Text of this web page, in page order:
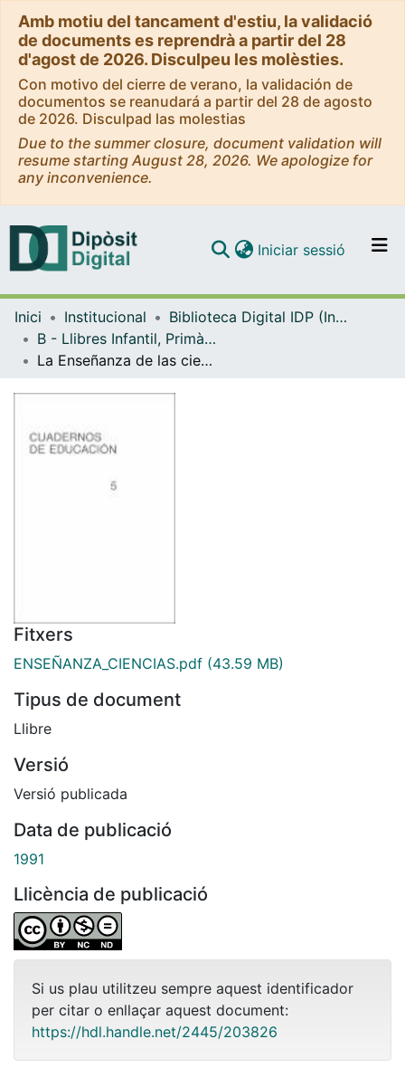
Amb motiu del tancament d'estiu, la validació
de documents es reprendrà a partir del 28
d'agost de 2026. Disculpeu les molèsties.
Con motivo del cierre de verano, la validación de
documentos se reanudará a partir del 28 de agosto
de 2026. Disculpad las molestias
Due to the summer closure, document validation will
resume starting August 28, 2026. We apologize for
any inconvenience.
Navega per tot el DD
Com publicar
Iniciar sessió (current)
Inici Institucional
Biblioteca Digital IDP (Institut de Desenvolupament Professional)
B - Llibres Infantil, Primària, Secundària i FP (IDP, Graó, Horsori)
La Enseñanza de las ciencias en la educación secundaria (planteamientos didácticos generales y ejemplos de aplicación en las ciencias físico-químicas)
Fitxers
ENSEÑANZA_CIENCIAS.pdf (43.59 MB)
Tipus de document
Llibre
Versió
Versió publicada
Data de publicació
1991
Llicència de publicació
Si us plau utilitzeu sempre aquest identificador
per citar o enllaçar aquest document:
https://hdl.handle.net/2445/203826